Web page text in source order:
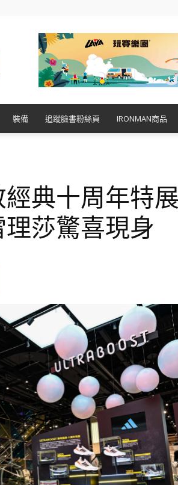
裝備 追蹤臉書粉絲頁 IRONMAN商品
典十周年特
莎驚喜現身